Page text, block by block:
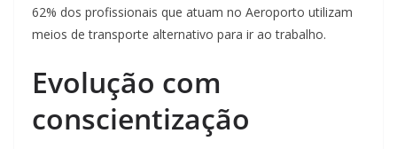
62% dos profissionais que atuam no Aeroporto utilizam
meios de transporte alternativo para ir ao trabalho.
Evolução com
conscientização